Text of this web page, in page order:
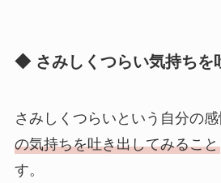
◆ さみしくつらい気持ちを
さみしくつらいという自分の感
の気持ちを吐き出してみること
す。